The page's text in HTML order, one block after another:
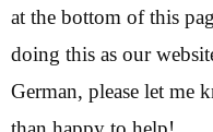
at the bottom of this
doing this as our
German, please let me